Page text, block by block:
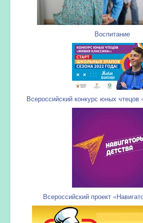
Воспитание
Всероссийский конкурс юных чтецов
Всероссийский проект